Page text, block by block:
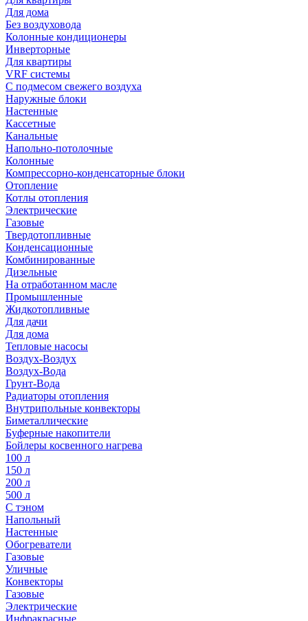
Для дома
Без воздуховода
Колонные кондиционеры
Инверторные
Для квартиры
VRF системы
С подмесом свежего воздуха
Наружные блоки
Настенные
Кассетные
Канальные
Напольно-потолочные
Колонные
Компрессорно-конденсаторные блоки
Отопление
Котлы отопления
Электрические
Газовые
Твердотопливные
Конденсационные
Комбинированные
Дизельные
На отработанном масле
Промышленные
Жидкотопливные
Для дачи
Для дома
Тепловые насосы
Воздух-Воздух
Воздух-Вода
Грунт-Вода
Радиаторы отопления
Внутрипольные конвекторы
Биметаллические
Буферные накопители
Бойлеры косвенного нагрева
100 л
150 л
200 л
500 л
С тэном
Напольный
Настенные
Обогреватели
Газовые
Уличные
Конвекторы
Газовые
Электрические
Инфракрасные